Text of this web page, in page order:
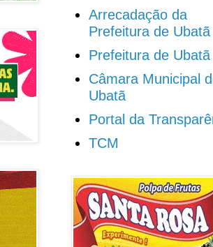
Arrecadação da
Prefeitura de Ubatã
Prefeitura de Ubatã
Câmara Municipal
Ubatã
Portal da
TCM